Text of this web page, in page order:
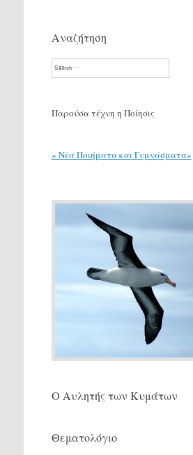
Αναζήτηση
Search
Παρούσα τέχνη η Ποίησις
« Νέα Ποιήματα και Γυμνάσματα»
Ο Αυλητής των Κυμάτων
Θεματολόγιο